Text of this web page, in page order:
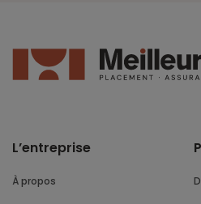
L’entreprise
À propos